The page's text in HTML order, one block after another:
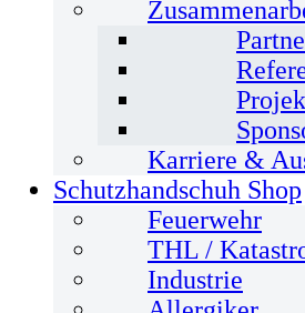
Karriere &
Schutzhandschuh Shop
Feuerwehr
THL /
Industrie